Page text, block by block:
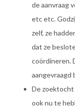
de aanvraag
etc etc.
zelf, ze
dat ze
coördineren.
aangevraagd
De zoektocht
ook nu te